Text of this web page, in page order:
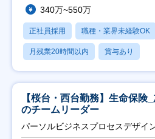
340万~550万
正社員採用 職種・業界未経験OK
月残業20時間以内 賞与あり
【桜台・西台勤務】生命保険
のチームリーダー
パーソルビジネスプロセスデザイ